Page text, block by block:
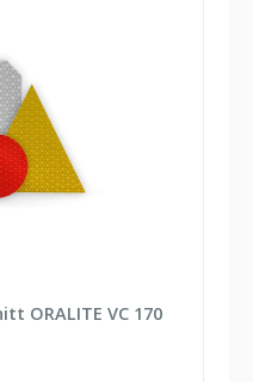
ORALITE VC 170